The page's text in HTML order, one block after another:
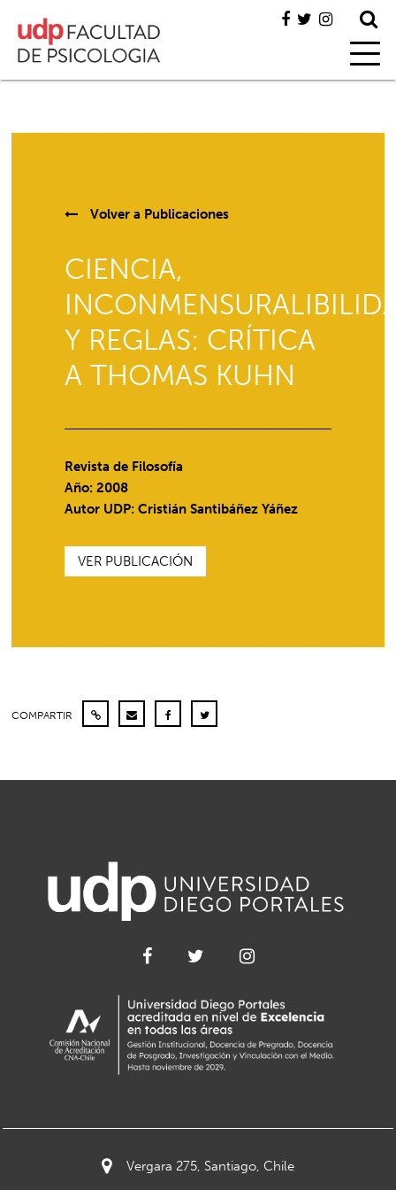
Volver a Publicaciones
CIENCIA,
Y REGLAS: CRÍTICA
A THOMAS KUHN
Revista de Filosofía
Año: 2008
Autor UDP:Cristián Santibáñez Yáñez
VER PUBLICACIÓN
COMPARTIR
Vergara 275, Santiago, Chile